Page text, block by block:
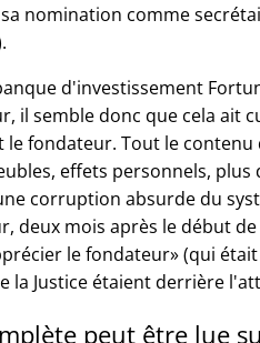
nomination comme
d'investissement
il semble donc que cela ait
le fondateur. Tout le
effets personnels, plus
corruption absurde du
deux mois après le début
le fondateur (qui
la Justice étaient derrière
peut être lue